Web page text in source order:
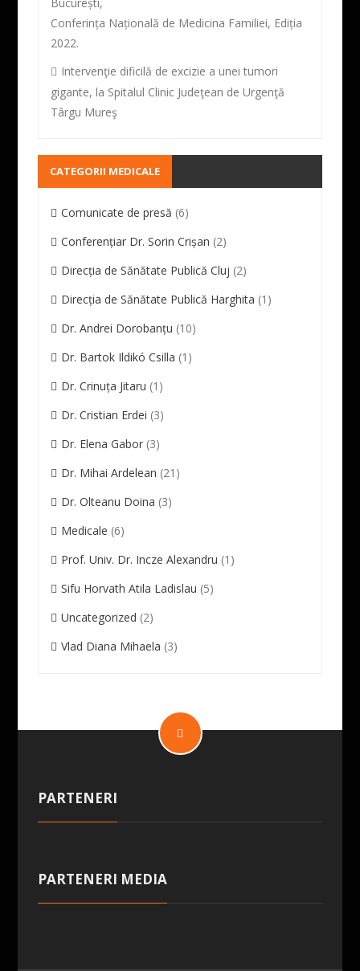
Conferința Națională de Medicina Familiei, Ediția
2022.
Intervenţie dificilă de excizie a unei tumori
gigante, la Spitalul Clinic Judeţean de Urgenţă
Târgu Mureş
CATEGORII MEDICALE
Comunicate de presă (6)
Conferențiar Dr. Sorin Crișan (2)
Direcția de Sănătate Publică Cluj (2)
Direcția de Sănătate Publică Harghita (1)
Dr. Andrei Dorobanțu (10)
Dr. Bartok Ildikó Csilla (1)
Dr. Crinuța Jitaru (1)
Dr. Cristian Erdei (3)
Dr. Elena Gabor (3)
Dr. Mihai Ardelean (21)
Dr. Olteanu Doina (3)
Medicale (6)
Prof. Univ. Dr. Incze Alexandru (1)
Sifu Horvath Atila Ladislau (5)
Uncategorized (2)
Vlad Diana Mihaela (3)
PARTENERI
PARTENERI MEDIA